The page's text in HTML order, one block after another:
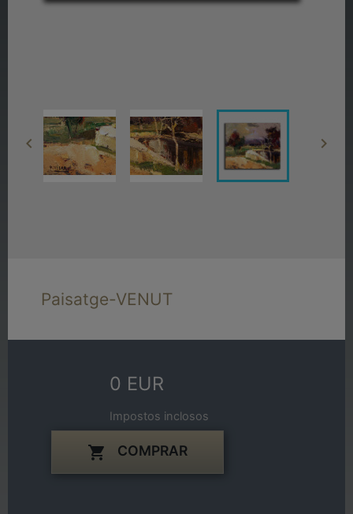
 
Paisatge-VENUT
0 EUR
Impostos inclosos
 COMPRAR